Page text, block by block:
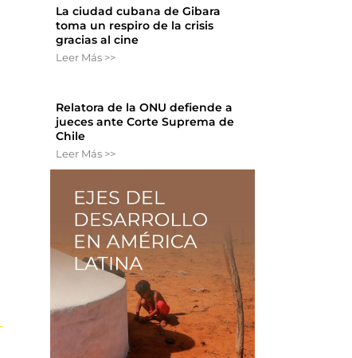
La ciudad cubana de Gibara
toma un respiro de la crisis
gracias al cine
Leer Más >>
Relatora de la ONU defiende a
jueces ante Corte Suprema de
Chile
Leer Más >>